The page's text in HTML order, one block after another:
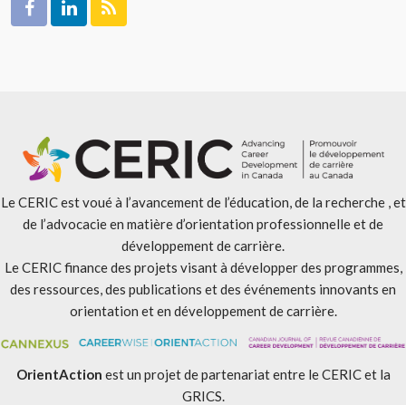
Le CERIC est voué à l’avancement de l’éducation, de la recherche , et
de l’advocacie en matière d’orientation professionnelle et de
développement de carrière.
Le CERIC finance des projets visant à développer des programmes,
des ressources, des publications et des événements innovants en
orientation et en développement de carrière.
OrientAction est un projet de partenariat entre le CERIC et la
GRICS.